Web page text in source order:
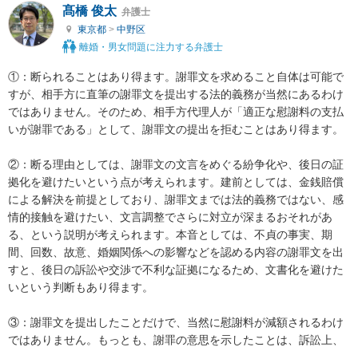
髙橋 俊太 弁護士
東京都 > 中野区
離婚・男女問題に注力する弁護士
①：断られることはあり得ます。謝罪文を求めること自体は可能で
すが、相手方に直筆の謝罪文を提出する法的義務が当然にあるわけ
ではありません。そのため、相手方代理人が「適正な慰謝料の支払
いが謝罪である」として、謝罪文の提出を拒むことはあり得ます。
②：断る理由としては、謝罪文の文言をめぐる紛争化や、後日の証
拠化を避けたいという点が考えられます。建前としては、金銭賠償
による解決を前提としており、謝罪文までは法的義務ではない、感
情的接触を避けたい、文言調整でさらに対立が深まるおそれがあ
る、という説明が考えられます。本音としては、不貞の事実、期
間、回数、故意、婚姻関係への影響などを認める内容の謝罪文を出
すと、後日の訴訟や交渉で不利な証拠になるため、文書化を避けた
いという判断もあり得ます。
③：謝罪文を提出したことだけで、当然に慰謝料が減額されるわけ
ではありません。もっとも、謝罪の意思を示したことは、訴訟上、